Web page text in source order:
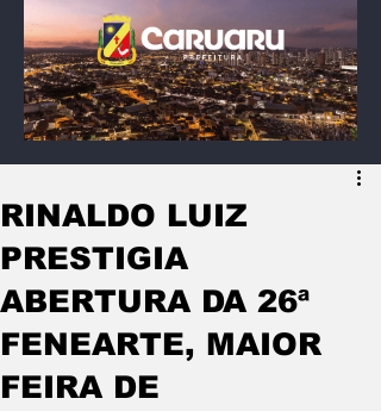
RINALDO LUIZ
PRESTIGIA
ABERTURA DA 26ª
FENEARTE, MAIOR
FEIRA DE